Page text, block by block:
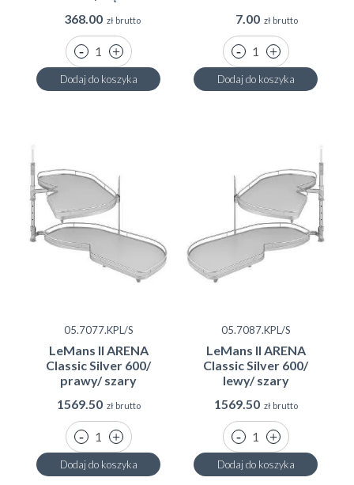
368.00 zł brutto
Dodaj do koszyka
7.00 zł brutto
Dodaj do koszyka
05.7077.KPL/S
LeMans II ARENA
Classic Silver 600/
prawy/ szary
1569.50 zł brutto
Dodaj do koszyka
05.7087.KPL/S
LeMans II ARENA
Classic Silver 600/
lewy/ szary
1569.50 zł brutto
Dodaj do koszyka